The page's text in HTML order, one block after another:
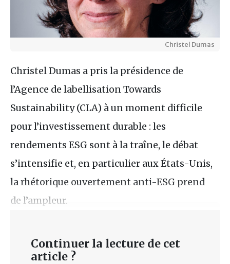
Christel Dumas
Christel Dumas a pris la présidence de
l’Agence de labellisation Towards
Sustainability (CLA) à un moment difficile
pour l’investissement durable : les
rendements ESG sont à la traîne, le débat
s’intensifie et, en particulier aux États-Unis,
la rhétorique ouvertement anti-ESG prend
de l’ampleur.
Continuer la lecture de cet
article ?